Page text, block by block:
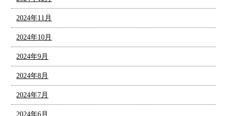
2024年11月
2024年10月
2024年9月
2024年8月
2024年7月
2024年6月